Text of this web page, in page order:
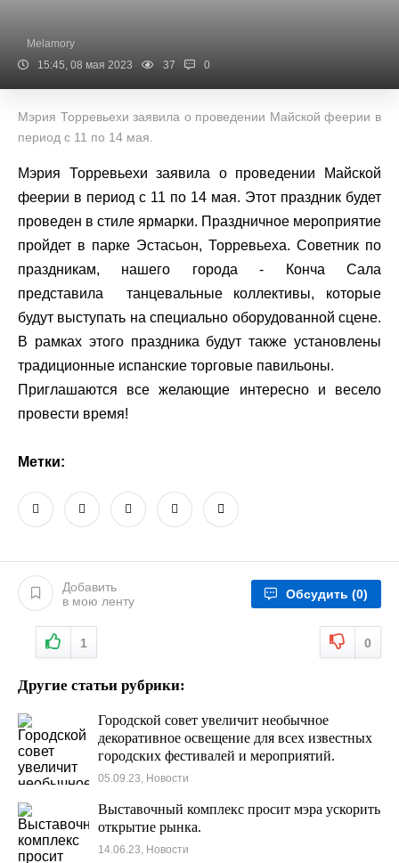
Melamory
15:45, 08 мая 2023
37 0
Мэрия Торревьехи заявила о проведении Майской феерии в
период с 11 по 14 мая.
Мэрия Торревьехи заявила о проведении Майской
феерии в период с 11 по 14 мая. Этот праздник будет
проведен в стиле ярмарки. Праздничное мероприятие
пройдет в парке Эстасьон, Торревьеха. Советник по
праздникам, нашего города - Конча Сала
представила танцевальные коллективы, которые
будут выступать на специально оборудованной сцене.
В рамках этого праздника будут также установлены
традиционные испанские торговые павильоны.
Приглашаются все желающие интересно и весело
провести время!
Метки:
Добавить
в мою ленту
Обсудить (0)
1 0
Другие статьи рубрики:
Городской совет увеличит необычное
декоративное освещение для всех известных
городских фестивалей и мероприятий.
05.09.23, Новости
Выставочный комплекс просит мэра ускорить
открытие рынка.
14.06.23, Новости